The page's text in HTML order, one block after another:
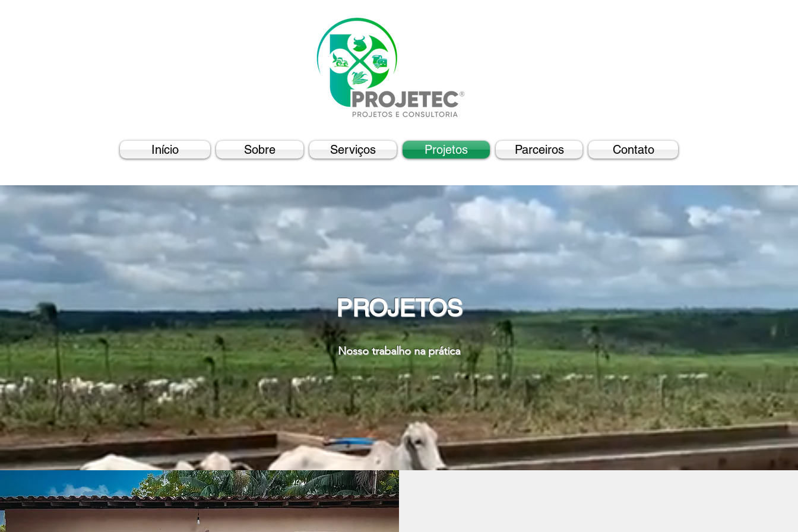
Início Sobre Serviços Projetos Parceiros Contato
PROJETOS
Nosso trabalho na prática